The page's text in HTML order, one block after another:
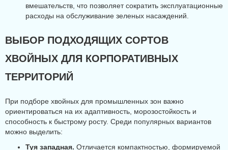
вмешательств, что позволяет сократить эксплуатационные
расходы на обслуживание зеленых насаждений.
ВЫБОР ПОДХОДЯЩИХ СОРТОВ
ХВОЙНЫХ ДЛЯ КОРПОРАТИВНЫХ
ТЕРРИТОРИЙ
При подборе хвойных для промышленных зон важно
ориентироваться на их адаптивность, морозостойкость и
способность к быстрому росту. Среди популярных вариантов
можно выделить:
Туя западная. Отличается компактностью, формируемой